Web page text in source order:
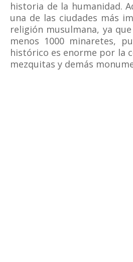
historia de la humanidad.
una de las ciudades más
religión musulmana, ya
menos 1000 minaretes,
histórico es enorme por la
mezquitas y demás